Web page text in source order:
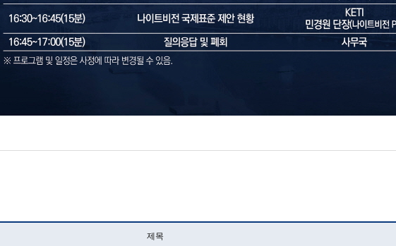
제목